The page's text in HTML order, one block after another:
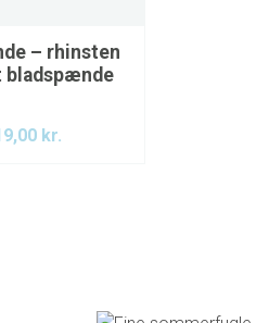
– rhinsten
bladspænde
kr.